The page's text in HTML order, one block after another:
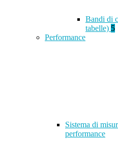
Bandi di
tabelle) 5
Performance
Sistema di
performance